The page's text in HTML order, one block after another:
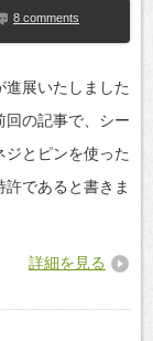
8 comments
展いたしました
回の記事で、シー
ジとピンを使った
許であると書きま
詳細を見る